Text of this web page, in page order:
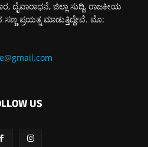
ದೈವಾರಾಧನೆ, ಜಿಲ್ಲಾ ಸುದ್ದಿ, ರಾಜಕೀಯ
ಪ್ರಯತ್ನ ಮಾಡುತ್ತಿದ್ದೇವೆ. ಮೊ:
US